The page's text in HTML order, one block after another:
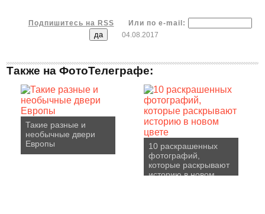
Подпишитесь на RSS
Или по e-mail:
04.08.2017
Также на ФотоТелеграфе:
Такие разные и
необычные двери
Европы
10 раскрашенных
фотографий,
которые раскрывают
историю в новом